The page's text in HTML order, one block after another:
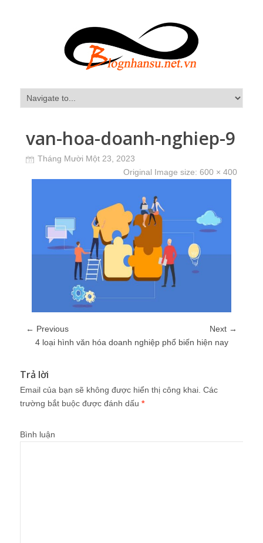
van-hoa-doanh-nghiep-9
Tháng Mười Một 23, 2023
Original Image size: 600 × 400
← Previous
Next →
4 loại hình văn hóa doanh nghiệp phổ biến hiện nay
Trả lời
Email của bạn sẽ không được hiển thị công khai. Các
trường bắt buộc được đánh dấu *
Bình luận